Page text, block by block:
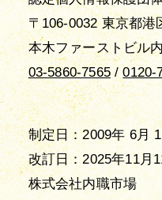
〒106-0032 東京都
本木ファーストビル
03-5860-7565/0120-
制定日：2009年 6月
改訂日：2025年11月
株式会社内職市場